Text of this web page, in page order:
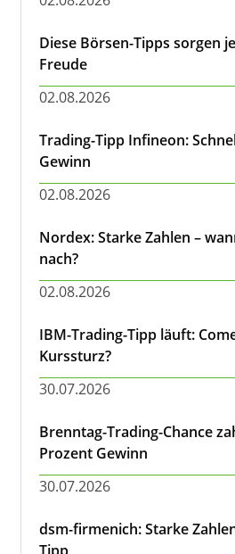
Diese Börsen-Tipps sorgen
Freude
02.08.2026
Trading-Tipp Infineon:
Gewinn
02.08.2026
Nordex: Starke Zahlen –
nach?
02.08.2026
IBM-Trading-Tipp läuft:
Kurssturz?
30.07.2026
Brenntag-Trading-Chance
Prozent Gewinn
30.07.2026
dsm-firmenich: Starke